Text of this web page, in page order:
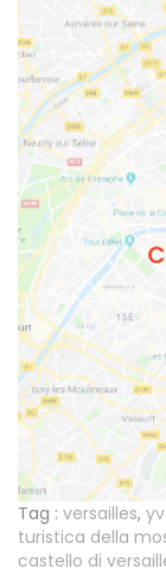
Tag : versailles,
turistica della
castello di